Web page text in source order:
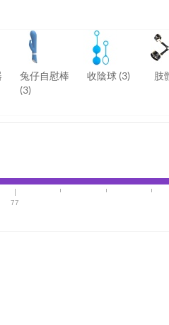
兔仔自慰棒
(3)
收陰球 (3) 肢
77